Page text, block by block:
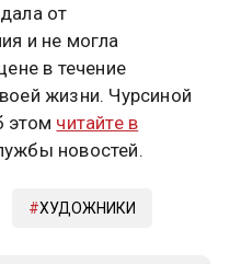
от
и не могла
в течение
жизни. Чурсиной
этом читайте в
новостей.
ХУДОЖНИКИ